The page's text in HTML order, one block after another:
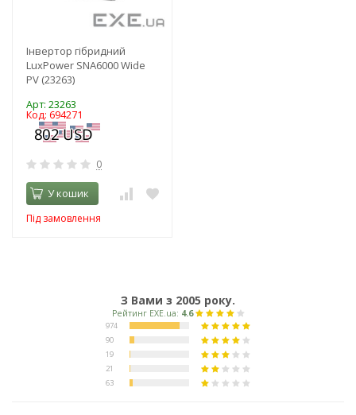
Інвертор гібридний
LuxPower SNA6000 Wide
PV (23263)
Арт: 23263
Код: 694271
0
У кошик
Під замовлення
З Вами з 2005 року.